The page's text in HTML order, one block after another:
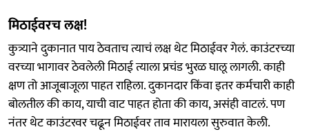
मिठाईवरच लक्ष!
कुत्र्याने दुकानात पाय ठेवताच त्याचं लक्ष थेट मिठाईवर गेलं. काउंटरच्या
वरच्या भागावर ठेवलेली मिठाई त्याला प्रचंड भुरळ घालू लागली. काही
क्षण तो आजूबाजूला पाहत राहिला. दुकानदार किंवा इतर कर्मचारी काही
बोलतील की काय, याची वाट पाहत होता की काय, असंही वाटलं. पण
नंतर थेट काउंटरवर चढून मिठाईवर ताव मारायला सुरुवात केली.